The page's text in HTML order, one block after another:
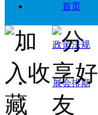
首页
政策法规
展会排期